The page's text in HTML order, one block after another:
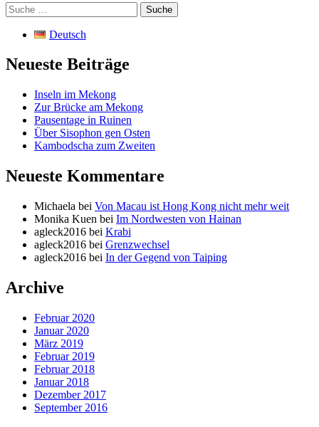
Suche
nach:
Deutsch
Neueste Beiträge
Inseln im Mekong
Zur Brücke am Mekong
Pausentage in Ruinen
Über Sisophon gen Osten
Kambodscha zum Zweiten
Neueste Kommentare
Michaela bei Von Macau ist Hong Kong nicht mehr weit
Monika Kuen bei Im Nordwesten von Hainan
agleck2016 bei Krabi
agleck2016 bei Grenzwechsel
agleck2016 bei In der Gegend von Taiping
Archive
Februar 2020
Januar 2020
März 2019
Februar 2019
Februar 2018
Januar 2018
Dezember 2017
September 2016